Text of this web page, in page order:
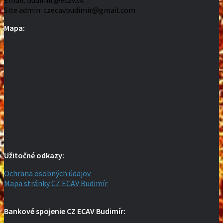
Site admin: czecavbudimir@gmail.com
Mapa:
Užitočné odkazy:
Ochrana osobných údajov
Mapa stránky CZ ECAV Budimír
Bankové spojenie CZ ECAV Budimír: